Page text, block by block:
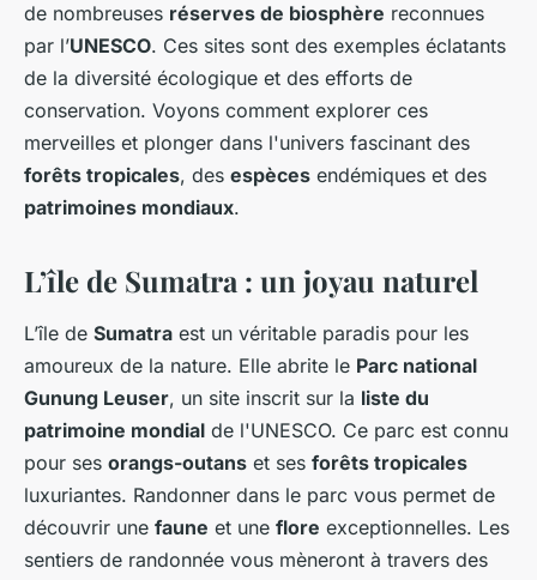
de nombreuses réserves de biosphère reconnues
par l’UNESCO. Ces sites sont des exemples éclatants
de la diversité écologique et des efforts de
conservation. Voyons comment explorer ces
merveilles et plonger dans l'univers fascinant des
forêts tropicales, des espèces endémiques et des
patrimoines mondiaux.
L’île de Sumatra : un joyau naturel
L’île de Sumatra est un véritable paradis pour les
amoureux de la nature. Elle abrite le Parc national
Gunung Leuser, un site inscrit sur la liste du
patrimoine mondial de l'UNESCO. Ce parc est connu
pour ses orangs-outans et ses forêts tropicales
luxuriantes. Randonner dans le parc vous permet de
découvrir une faune et une flore exceptionnelles. Les
sentiers de randonnée vous mèneront à travers des